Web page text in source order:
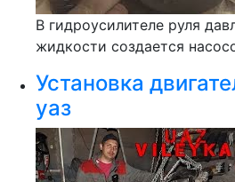
В гидроусилителе руля
жидкости создается
Установка
уаз